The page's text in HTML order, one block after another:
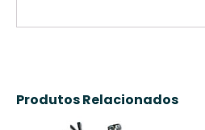
Produtos Relacionados